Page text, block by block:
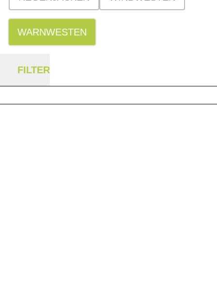
WARNWESTEN
FILTER